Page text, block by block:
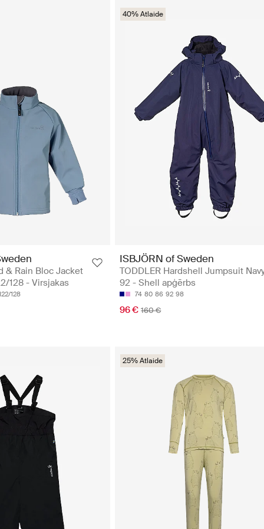
& Rain Bloc Jacket
128 - Virsjakas
128
40% Atlaide
ISBJÖRN of Sweden
TODDLER Hardshell Jumpsuit
92 - Shell apģērbs
74 80 86 92 98
96 € 160 €
25% Atlaide